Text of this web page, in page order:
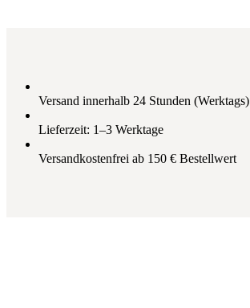
Versand innerhalb 24 Stunden (Werktags)
Lieferzeit: 1–3 Werktage
Versandkostenfrei ab 150 € Bestellwert